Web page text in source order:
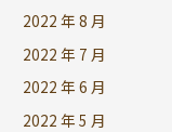
2022 年 8 月
2022 年 7 月
2022 年 6 月
2022 年 5 月